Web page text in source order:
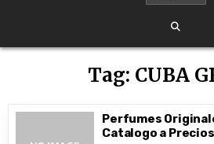
Tag: CUBA
Perfumes
Catalogo a